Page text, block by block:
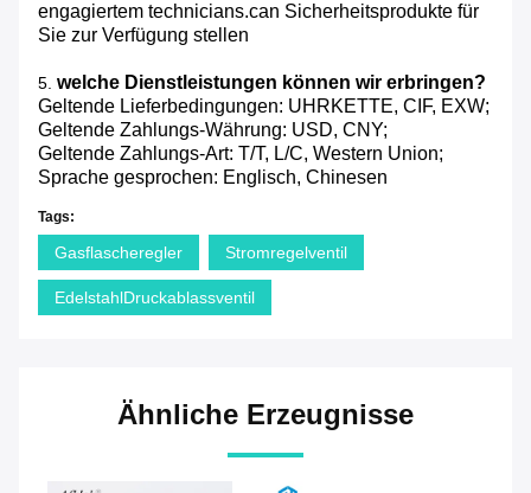
engagiertem technicians.can Sicherheitsprodukte für
Sie zur Verfügung stellen
5. welche Dienstleistungen können wir erbringen?
Geltende Lieferbedingungen: UHRKETTE, CIF, EXW;
Geltende Zahlungs-Währung: USD, CNY;
Geltende Zahlungs-Art: T/T, L/C, Western Union;
Sprache gesprochen: Englisch, Chinesen
Tags:
Gasflascheregler Stromregelventil
EdelstahlDruckablassventil
Ähnliche Erzeugnisse